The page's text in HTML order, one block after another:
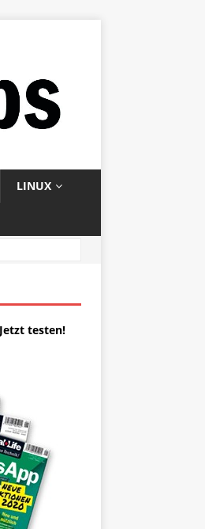
LINUX
testen!